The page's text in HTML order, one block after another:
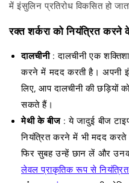
में इंसुलिन प्रतिरोध विकसित हो
रक्त शर्करा को नियंत्रित
दालचीनी : दालचीनी एक
करने में मदद करती है। अपनी
लिए, आप दालचीनी की छड़ियों
सकते हैं।
मेथी के बीज : ये जादुई बीज
नियंत्रित करने में भी मदद करते
फिर सुबह उन्हें छान लें और
लेवल प्राकृतिक रूप से नियंत्रित